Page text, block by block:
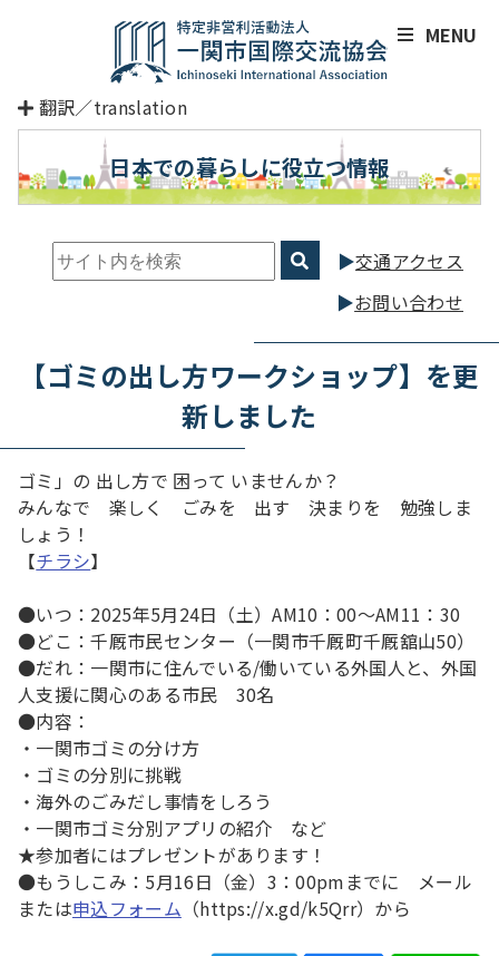
翻訳／translation
日本での暮らしに役立つ情報
交通アクセス
お問い合わせ
MENU
【ゴミの出し方ワークショップ】を更
新しました
ゴミ」の 出し方で 困って いませんか？
みんなで 楽しく ごみを 出す 決まりを 勉強しま
しょう！
【チラシ】
●いつ：2025年5月24日（土）AM10：00～AM11：30
●どこ：千厩市民センター（一関市千厩町千厩舘山50）
●だれ：一関市に住んでいる/働いている外国人と、外国
人支援に関心のある市民 30名
●内容：
・一関市ゴミの分け方
・ゴミの分別に挑戦
・海外のごみだし事情をしろう
・一関市ゴミ分別アプリの紹介 など
★参加者にはプレゼントがあります！
●もうしこみ：5月16日（金）3：00pmまでに メール
または申込フォーム （https://x.gd/k5Qrr）から